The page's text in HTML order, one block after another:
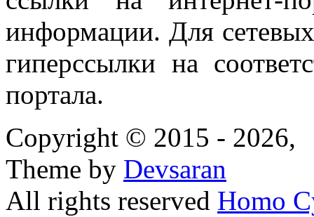
информации. Для
гиперссылки на
портала.
Copyright © 2015 - 2026,
Theme by Devsaran
All rights reserved Homo